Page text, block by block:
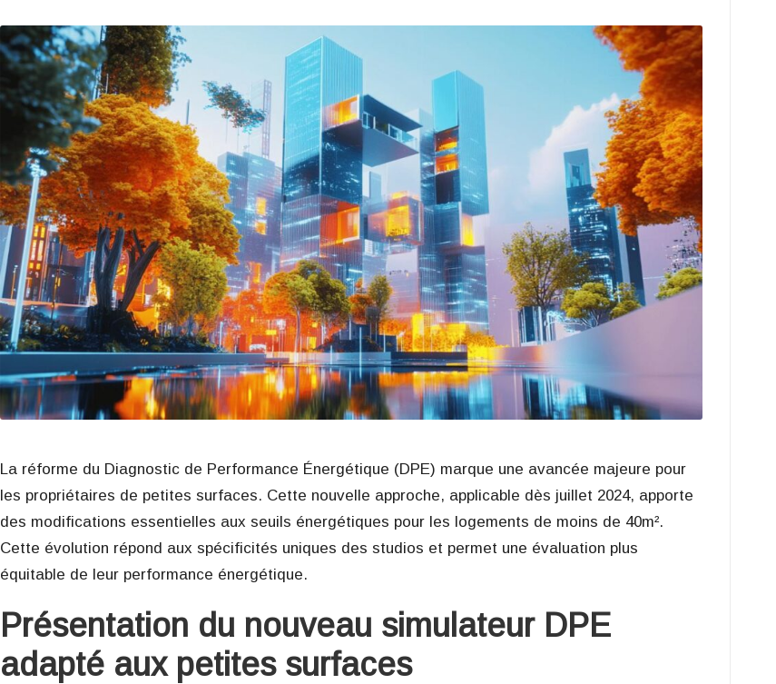
La réforme du Diagnostic de Performance Énergétique (DPE) marque une avancée majeure pour
les propriétaires de petites surfaces. Cette nouvelle approche, applicable dès juillet 2024, apporte
des modifications essentielles aux seuils énergétiques pour les logements de moins de 40m².
Cette évolution répond aux spécificités uniques des studios et permet une évaluation plus
équitable de leur performance énergétique.
Présentation du nouveau simulateur DPE
adapté aux petites surfaces